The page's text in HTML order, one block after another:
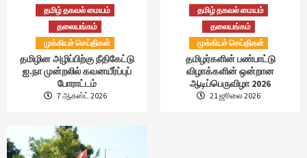
தமிழ் தகவல் மையம்
தலையங்கம்
முக்கியச் செய்திகள்
தமிழின அழிப்பிற்கு நீதிகேட்டு
ஐ.நா முன்றலில் கவனயீர்ப்புப்
போராட்டம்
7 ஆகஸ்ட் 2026
தமிழ் தகவல் மையம்
தலையங்கம்
முக்கியச் செய்திகள்
தமிழர்களின் பண்பாட்டு
விழாக்களின் ஒன்றான
ஆடிப்பெருவிழா 2026
21 ஜூலை 2026